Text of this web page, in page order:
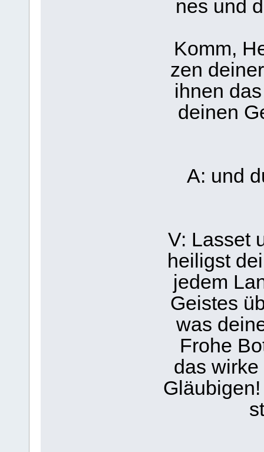
nes und
Komm,
zen
ihnen
deinen
A: und
V: Lasset
heiligst
jedem
Geistes
was
Frohe
das